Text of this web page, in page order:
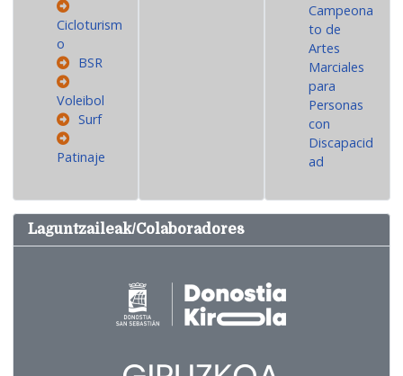
Cicloturism
o
BSR
Voleibol
Surf
Patinaje
Campeona
to de
Artes
Marciales
para
Personas
con
Discapacid
ad
Laguntzaileak/Colaboradores